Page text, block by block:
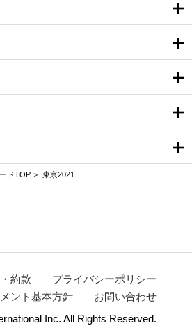
ドTOP 東京2021
約款
プライバシーポリシー
ント基本方針
お問い合わせ
Inc. All Rights Reserved.